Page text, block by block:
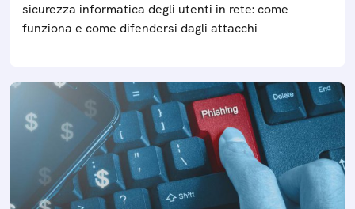
sicurezza informatica degli utenti in rete: come
funziona e come difendersi dagli attacchi